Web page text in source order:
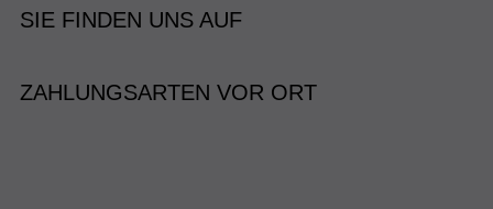
SIE FINDEN UNS AUF
ZAHLUNGSARTEN VOR ORT